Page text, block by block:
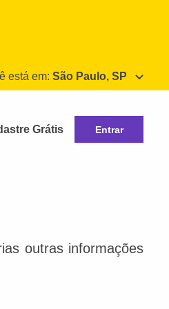
está em: São Paulo, SP
Grátis Entrar
outras informações